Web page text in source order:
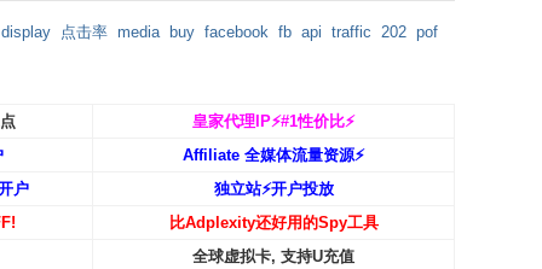
display 点击率 media buy facebook fb api traffic 202 pof
皇家代理IP⚡️#1性价比⚡️
Affiliate 全媒体流量资源⚡️
户
独立站⚡️开户投放
比Adplexity还好用的Spy工具
全球虚拟卡, 支持U充值